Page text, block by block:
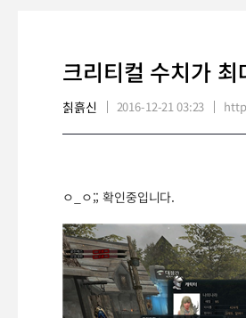
크리티컬 수치가
칡흙신 2016-12-21 03:23
ㅇ_ㅇ;; 확인중입니다.